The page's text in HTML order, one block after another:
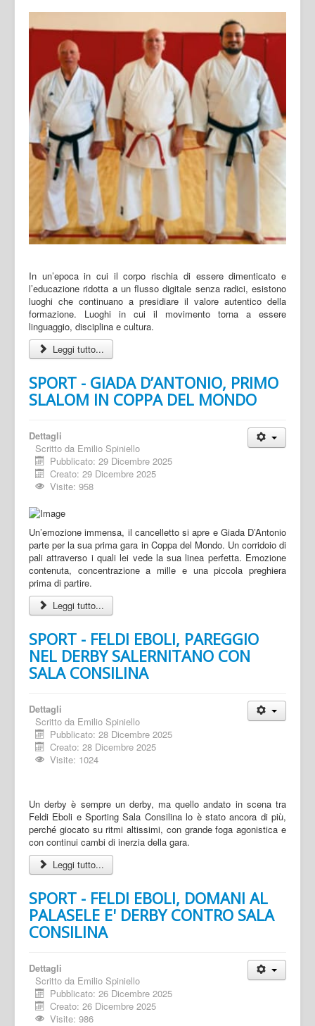
In un’epoca in cui il corpo rischia di essere dimenticato e
l’educazione ridotta a un flusso digitale senza radici, esistono
luoghi che continuano a presidiare il valore autentico della
formazione. Luoghi in cui il movimento torna a essere
linguaggio, disciplina e cultura.
Leggi tutto...
SPORT - GIADA D’ANTONIO, PRIMO
SLALOM IN COPPA DEL MONDO
Dettagli
Scritto da Emilio Spiniello
Pubblicato: 29 Dicembre 2025
Creato: 29 Dicembre 2025
Visite: 958
Un’emozione immensa, il cancelletto si apre e Giada D’Antonio
parte per la sua prima gara in Coppa del Mondo. Un corridoio di
pali attraverso i quali lei vede la sua linea perfetta. Emozione
contenuta, concentrazione a mille e una piccola preghiera
prima di partire.
Leggi tutto...
SPORT - FELDI EBOLI, PAREGGIO
NEL DERBY SALERNITANO CON
SALA CONSILINA
Dettagli
Scritto da Emilio Spiniello
Pubblicato: 28 Dicembre 2025
Creato: 28 Dicembre 2025
Visite: 1024
Un derby è sempre un derby, ma quello andato in scena tra
Feldi Eboli e Sporting Sala Consilina lo è stato ancora di più,
perché giocato su ritmi altissimi, con grande foga agonistica e
con continui cambi di inerzia della gara.
Leggi tutto...
SPORT - FELDI EBOLI, DOMANI AL
PALASELE E' DERBY CONTRO SALA
CONSILINA
Dettagli
Scritto da Emilio Spiniello
Pubblicato: 26 Dicembre 2025
Creato: 26 Dicembre 2025
Visite: 986